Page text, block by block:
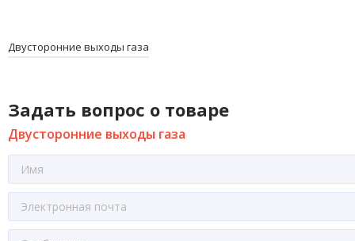
Двусторонние выходы газа
Задать вопрос о товаре
Двусторонние выходы газа